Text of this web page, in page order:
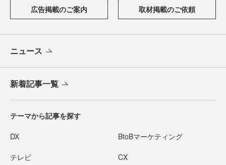
広告掲載のご案内 取材掲載のご依頼
ニュース
新着記事一覧
テーマから記事を探す
DX BtoBマーケティング
テレビ CX